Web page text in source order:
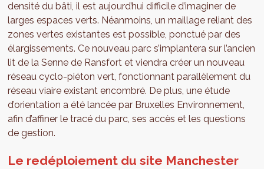
densité du bâti, il est aujourd’hui difficile d’imaginer de
larges espaces verts. Néanmoins, un maillage reliant des
zones vertes existantes est possible, ponctué par des
élargissements. Ce nouveau parc s’implantera sur l’ancien
lit de la Senne de Ransfort et viendra créer un nouveau
réseau cyclo-piéton vert, fonctionnant parallèlement du
réseau viaire existant encombré. De plus, une étude
d’orientation a été lancée par Bruxelles Environnement,
afin d’affiner le tracé du parc, ses accès et les questions
de gestion.
Le redéploiement du site Manchester